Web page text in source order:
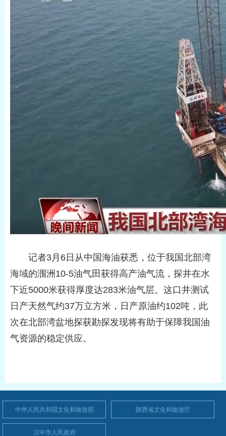
记者3月6日从中国海油获悉，位于我国北部湾
海域的涠洲10-5油气田获得高产油气流，探井在水
下近5000米获得厚度达283米油气层。这口井测试
日产天然气约37万立方米，日产原油约102吨，此
次在北部湾盆地探获勘探发现将有助于保障我国油
气资源的稳定供应。
中华人民共和国文化和旅游部 陕西省文化和旅游厅
汉中市人民政府